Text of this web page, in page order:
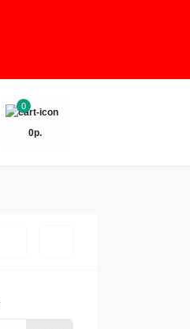
0
0р.